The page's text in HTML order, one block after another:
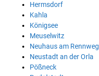
Hermsdorf
Kahla
Königsee
Meuselwitz
Neuhaus am Rennweg
Neustadt an der Orla
Pößneck